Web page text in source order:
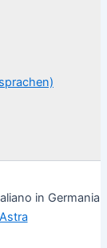
in Germania